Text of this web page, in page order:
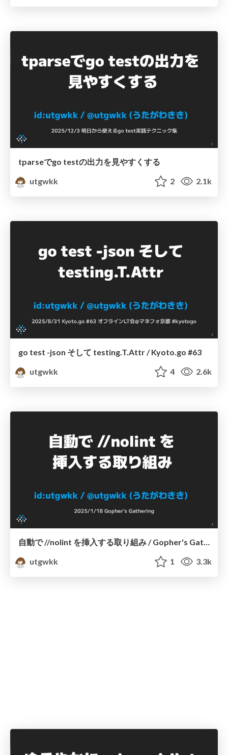
tparseでgo testの出力を見やすくする
utgwkk
2 2.1k
go test -json そして testing.T.Attr / Kyoto.go #63
utgwkk
4 2.6k
自動で //nolint を挿入する取り組み / Gopher's Gathering
utgwkk
1 3.3k